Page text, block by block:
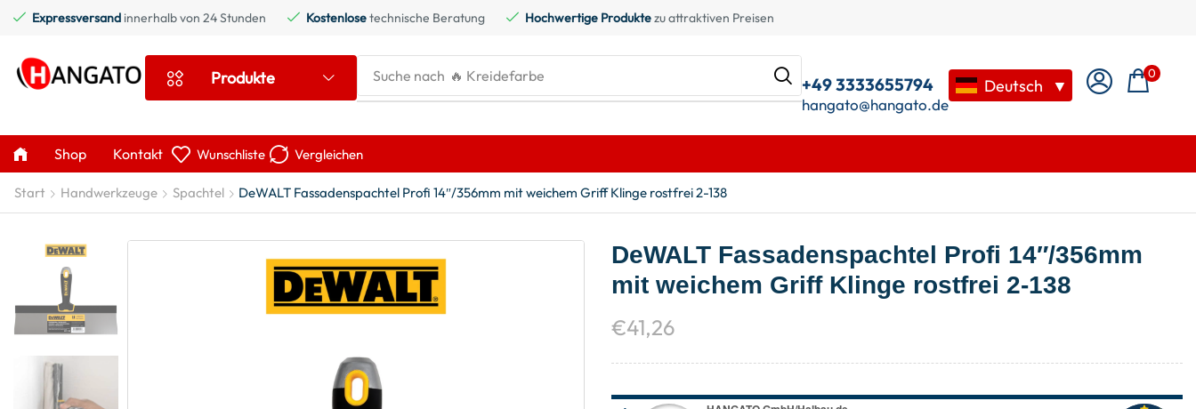
Expressversand innerhalb von 24 Stunden Kostenlosetechnische Beratung Hochwertige Produktezu attraktiven Preisen
Produkte Suche nach 🔥 Kreidefarbe +49 3333655794
hangato@hangato.de
Deutsch ▼
0
Shop Kontakt Wunschliste Vergleichen
Start Handwerkzeuge Spachtel DeWALT Fassadenspachtel Profi 14″/356mm mit weichem Griff Klinge rostfrei 2-138
DeWALT Fassadenspachtel Profi 14″/356mm
mit weichem Griff Klinge rostfrei 2-138
€41,26